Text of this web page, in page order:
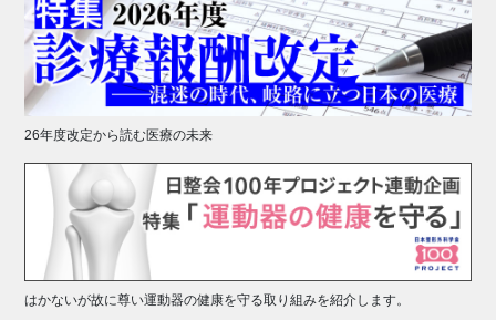
26年度改定から読む医療の未来
はかないが故に尊い運動器の健康を守る取り組みを紹介します。